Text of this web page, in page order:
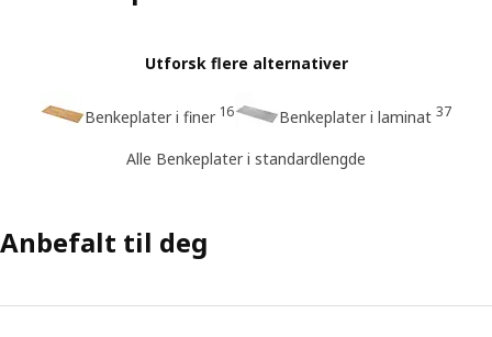
Utforsk flere alternativer
Benkeplater i finer 16 Benkeplater i laminat 37
Alle Benkeplater i standardlengde
Anbefalt til deg